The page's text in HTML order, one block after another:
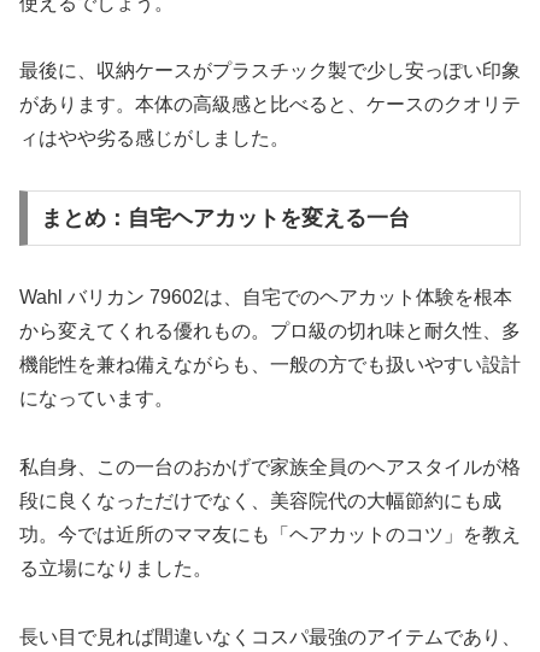
最後に、収納ケースがプラスチック製で少し安っぽい印象
があります。本体の高級感と比べると、ケースのクオリテ
ィはやや劣る感じがしました。
まとめ：自宅ヘアカットを変える一台
Wahl バリカン 79602は、自宅でのヘアカット体験を根本
から変えてくれる優れもの。プロ級の切れ味と耐久性、多
機能性を兼ね備えながらも、一般の方でも扱いやすい設計
になっています。
私自身、この一台のおかげで家族全員のヘアスタイルが格
段に良くなっただけでなく、美容院代の大幅節約にも成
功。今では近所のママ友にも「ヘアカットのコツ」を教え
る立場になりました。
長い目で見れば間違いなくコスパ最強のアイテムであり、